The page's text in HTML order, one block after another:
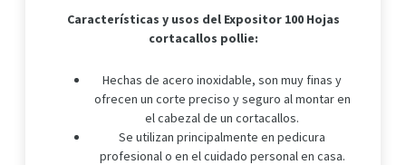
Características y usos del Expositor 100 Hojas
cortacallos pollie:
Hechas de acero inoxidable, son muy finas y
ofrecen un corte preciso y seguro al montar en
el cabezal de un cortacallos.
Se utilizan principalmente en pedicura
profesional o en el cuidado personal en casa.